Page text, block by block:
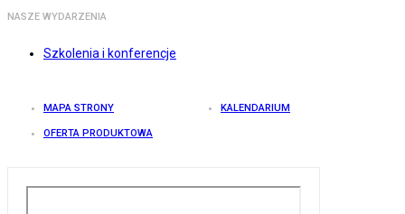
NASZE WYDARZENIA
Szkolenia i konferencje
MAPA STRONY KALENDARIUM
OFERTA PRODUKTOWA